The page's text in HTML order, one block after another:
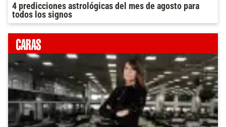
4 predicciones astrológicas del mes de agosto para
todos los signos